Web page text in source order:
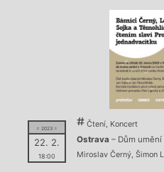
Historie kolonialismu
= 2023 =
22. 2.
18:00
Čtení, Koncert
Ostrava – Dům umění
Miroslav Černý, Šimon